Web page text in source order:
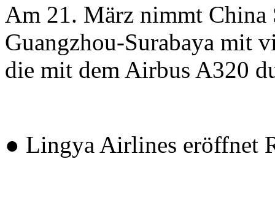
Am 21. März nimmt China
Guangzhou-Surabaya mit
die mit dem Airbus A320
● Lingya Airlines eröffnet